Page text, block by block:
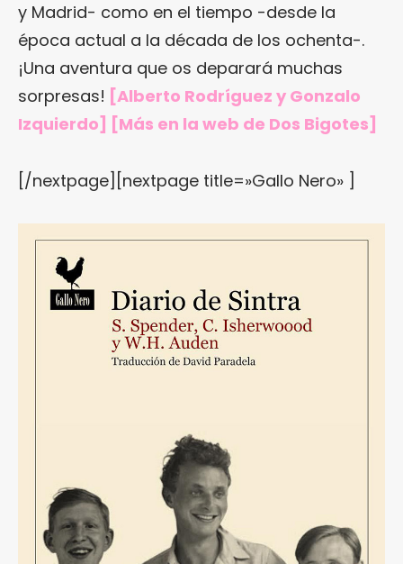
y Madrid- como en el tiempo -desde la
época actual a la década de los ochenta-.
¡Una aventura que os deparará muchas
sorpresas! [Alberto Rodríguez y Gonzalo
Izquierdo] [Más en la web de Dos Bigotes]
[/nextpage][nextpage title=»Gallo Nero» ]